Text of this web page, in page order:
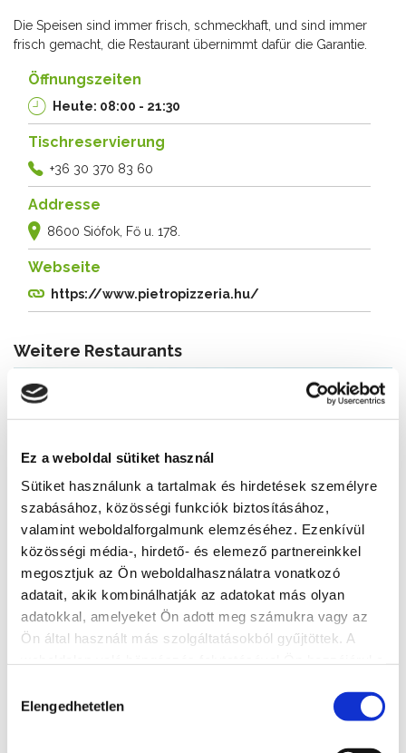
Ez a weboldal sütiket használ
Sütiket használunk a tartalmak és hirdetések személyre
szabásához, közösségi funkciók biztosításához,
valamint weboldalforgalmunk elemzéséhez. Ezenkívül
közösségi média-, hirdető- és elemező partnereinkkel
megosztjuk az Ön weboldalhasználatra vonatkozó
adatait, akik kombinálhatják az adatokat más olyan
adatokkal, amelyeket Ön adott meg számukra vagy az
Ön által használt más szolgáltatásokból gyűjtöttek. A
kiválasztása
Elengedhetetlen
Die Speisen sind immer frisch, schmeckhaft, und sind immer
frisch gemacht, die Restaurant übernimmt dafür die Garantie.
Öffnungszeiten
Heute: 08:00 - 21:30
Tischreservierung
+36 30 370 83 60
Addresse
8600 Siófok, Fő u. 178.
Webseite
https://www.pietropizzeria.hu/
Weitere Restaurants
ZORBA auf Sparherd gerösteter